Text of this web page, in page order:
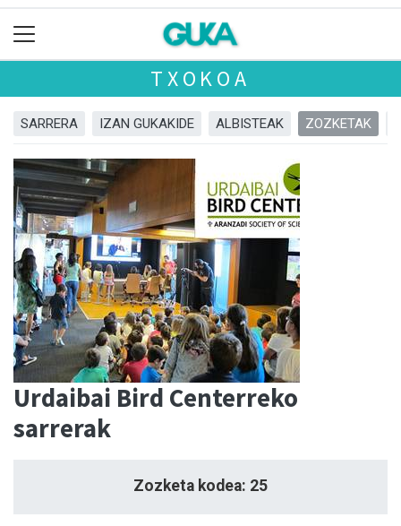
TXOKOA
SARRERA IZAN GUKAKIDE ALBISTEAK ZOZKETAK
Urdaibai Bird Centerreko
sarrerak
Zozketa kodea: 25